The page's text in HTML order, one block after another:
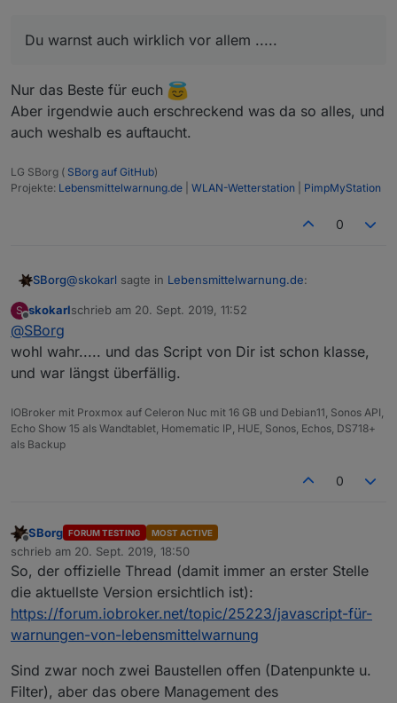
Du warnst auch wirklich vor allem .....
Nur das Beste für euch
Aber irgendwie auch erschreckend was da so alles, und
auch weshalb es auftaucht.
LG SBorg ( SBorg auf GitHub)
Projekte: Lebensmittelwarnung.de WLAN-Wetterstation PimpMyStation
0
SBorg@skokarl sagte in Lebensmittelwarnung.de:
Nur das Beste für euch
auch weshalb es auftaucht.
S
Offline
skokarlschrieb am 20. Sept. 2019, 11:52
zuletzt editiert von
@SBorg
wohl wahr..... und das Script von Dir ist schon klasse,
und war längst überfällig.
IOBroker mit Proxmox auf Celeron Nuc mit 16 GB und Debian11, Sonos API,
Echo Show 15 als Wandtablet, Homematic IP, HUE, Sonos, Echos, DS718+
als Backup
0
Offline
SBorg FORUM TESTING MOST ACTIVE
schrieb am 20. Sept. 2019, 18:50
zuletzt editiert von
So, der offizielle Thread (damit immer an erster Stelle
die aktuellste Version ersichtlich ist):
https://forum.iobroker.net/topic/25223/javascript-für-
warnungen-von-lebensmittelwarnung
Sind zwar noch zwei Baustellen offen (Datenpunkte u.
Filter), aber das obere Management des